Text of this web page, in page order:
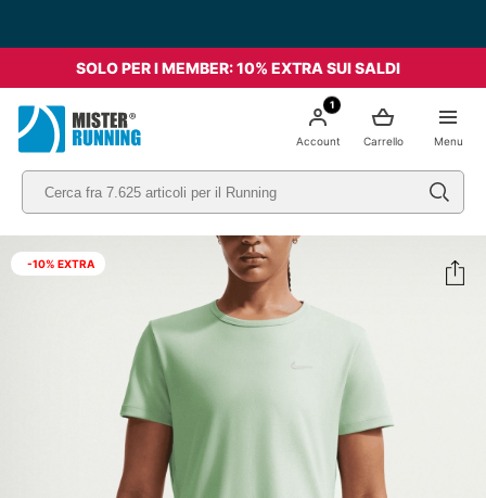
SOLO PER I MEMBER: 10% EXTRA SUI SALDI
Menu
Carrello
1
Account
-10% EXTRA